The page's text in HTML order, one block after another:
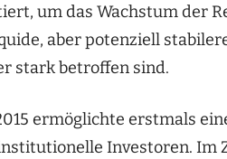
um das Wachstum der
aber potenziell
stark betroffen sind.
ermöglichte erstmals
Investoren. Im